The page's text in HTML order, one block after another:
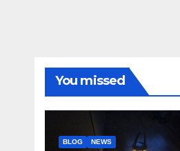
You missed
BLOG NEWS